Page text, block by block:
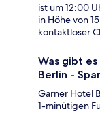
ist um 12:00
in Höhe von
kontaktloser
Was gibt
Berlin -
Garner Hotel
1-minütigen